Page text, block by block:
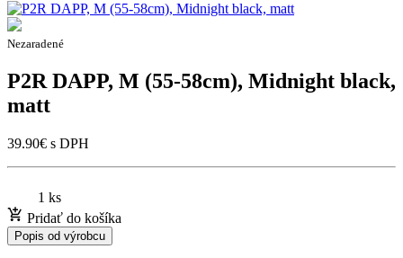
Nezaradené
P2R DAPP, M (55-58cm), Midnight black,
matt
39.90€ s DPH
1 ks
Pridať do košíka
Popis od výrobcu